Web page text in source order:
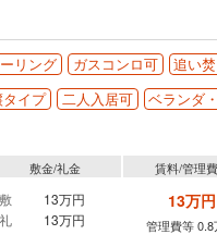
リング ガスコンロ可 追い
イプ 二人入居可 ベランダ
賃料/管理
13万円
管理費等 0.8
敷金/礼金
敷
13万円
礼
13万円